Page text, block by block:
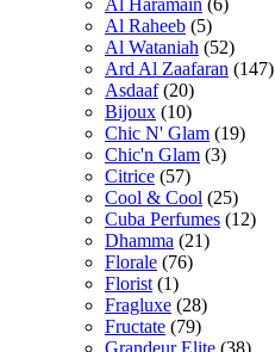
Al Haramain (6)
Al Raheeb (5)
Al Wataniah (52)
Ard Al Zaafaran (147)
Asdaaf (20)
Bijoux (10)
Chic N' Glam (19)
Chic'n Glam (3)
Citrice (57)
Cool & Cool (25)
Cuba Perfumes (12)
Dhamma (21)
Florale (76)
Florist (1)
Fragluxe (28)
Fructate (79)
Grandeur Elite (38)